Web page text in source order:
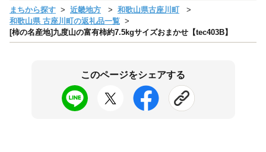
まちから探す 近畿地方
和歌山県古座川町
和歌山県 古座川町の返礼品一覧
[柿の名産地]九度山の富有柿約7.5kgサイズおまかせ【tec403B】
このページをシェアする